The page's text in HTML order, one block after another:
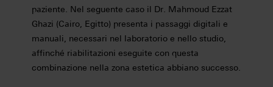
paziente. Nel seguente caso il Dr. Mahmoud Ezzat
Ghazi (Cairo, Egitto) presenta i passaggi digitali e
manuali, necessari nel laboratorio e nello studio,
affinché riabilitazioni eseguite con questa
combinazione nella zona estetica abbiano successo.